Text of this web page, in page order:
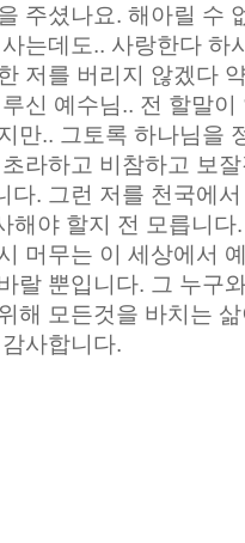
주셨나요. 해아릴 수
는데도.. 사랑한다 하
저를 버리지 않겠다
신 예수님.. 전 할말
만.. 그토록 하나님을
라하고 비참하고 보
다. 그런 저를 천국에
해야 할지 전 모릅니
머무는 이 세상에서
랄 뿐입니다. 그 누구
해 모든것을 바치는
사합니다.